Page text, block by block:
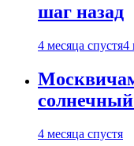
шаг назад
4 месяца спустя4
солнечный
4 месяца спустя